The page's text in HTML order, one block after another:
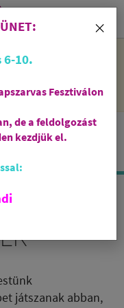
6-10 - rendelni lehet
játszanak abban,
×
6-10.
Fesztiválon
de a feldolgozást
kezdjük el.